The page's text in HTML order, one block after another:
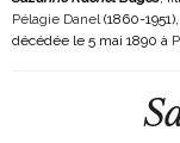
Pélagie Danel(1860-1951)
décédée le 5 mai 1890 à